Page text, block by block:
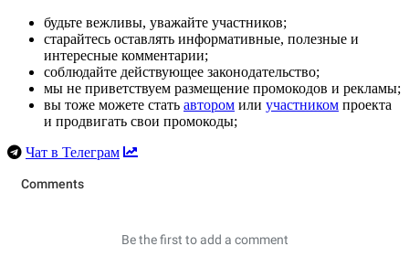
будьте вежливы, уважайте участников;
старайтесь оставлять информативные, полезные и
интересные комментарии;
соблюдайте действующее законодательство;
мы не приветствуем размещение промокодов и рекламы;
вы тоже можете стать автором или участником проекта
и продвигать свои промокоды;
Чат в Телеграм